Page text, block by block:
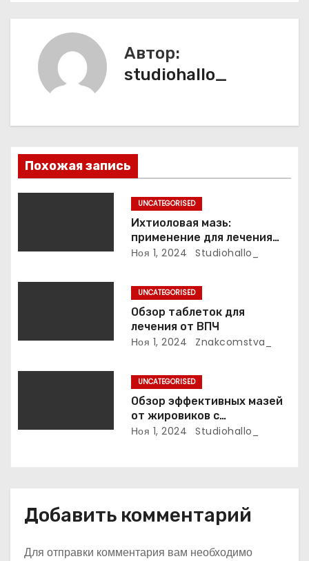
а
п
о
з
п
и
я
Автор:
studiohallo_
Похожая запись
UNCATEGORISED
Ихтиоловая мазь:
применение для лечения
фурункулов
Ноя 1, 2024 Studiohallo_
UNCATEGORISED
Обзор таблеток для
лечения от ВПЧ
Ноя 1, 2024 Znakcomstva_
UNCATEGORISED
Обзор эффективных мазей
от жировиков с
рассасывающим эффектом
Ноя 1, 2024 Studiohallo_
Добавить комментарий
Для отправки комментария вам необходимо